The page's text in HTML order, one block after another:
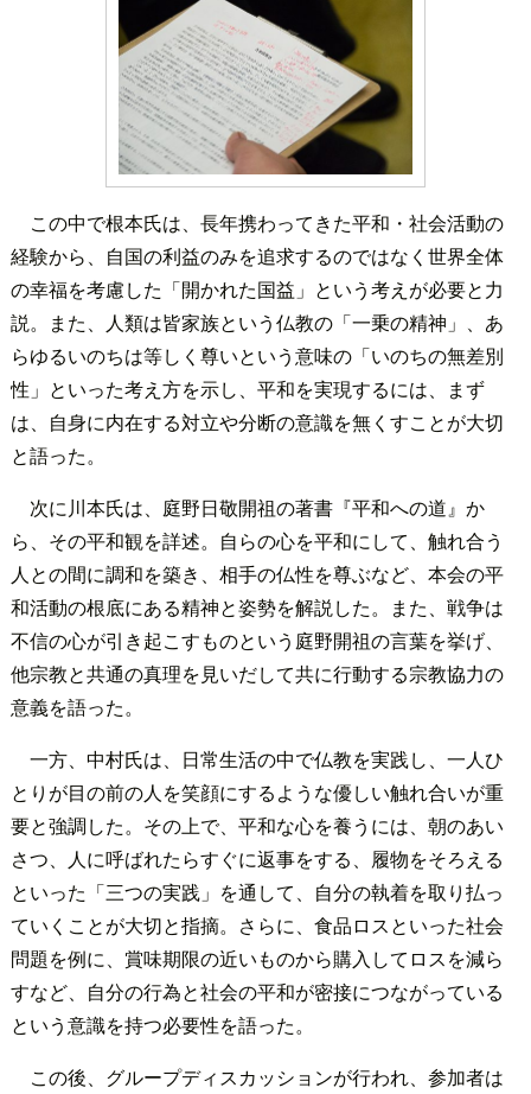
この中で根本氏は、長年携わってきた平和・社会活動の
経験から、自国の利益のみを追求するのではなく世界全体
の幸福を考慮した「開かれた国益」という考えが必要と力
説。また、人類は皆家族という仏教の「一乗の精神」、あ
らゆるいのちは等しく尊いという意味の「いのちの無差別
性」といった考え方を示し、平和を実現するには、まず
は、自身に内在する対立や分断の意識を無くすことが大切
と語った。
次に川本氏は、庭野日敬開祖の著書『平和への道』か
ら、その平和観を詳述。自らの心を平和にして、触れ合う
人との間に調和を築き、相手の仏性を尊ぶなど、本会の平
和活動の根底にある精神と姿勢を解説した。また、戦争は
不信の心が引き起こすものという庭野開祖の言葉を挙げ、
他宗教と共通の真理を見いだして共に行動する宗教協力の
意義を語った。
一方、中村氏は、日常生活の中で仏教を実践し、一人ひ
とりが目の前の人を笑顔にするような優しい触れ合いが重
要と強調した。その上で、平和な心を養うには、朝のあい
さつ、人に呼ばれたらすぐに返事をする、履物をそろえる
といった「三つの実践」を通して、自分の執着を取り払っ
ていくことが大切と指摘。さらに、食品ロスといった社会
問題を例に、賞味期限の近いものから購入してロスを減ら
すなど、自分の行為と社会の平和が密接につながっている
という意識を持つ必要性を語った。
この後、グループディスカッションが行われ、参加者は